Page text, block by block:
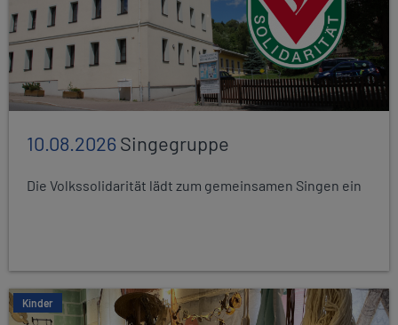
10.08.2026Singegruppe
Die Volkssolidarität lädt zum gemeinsamen Singen ein
Kinder